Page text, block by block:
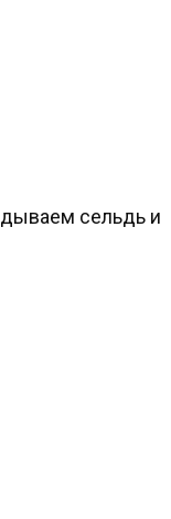
сельдь и